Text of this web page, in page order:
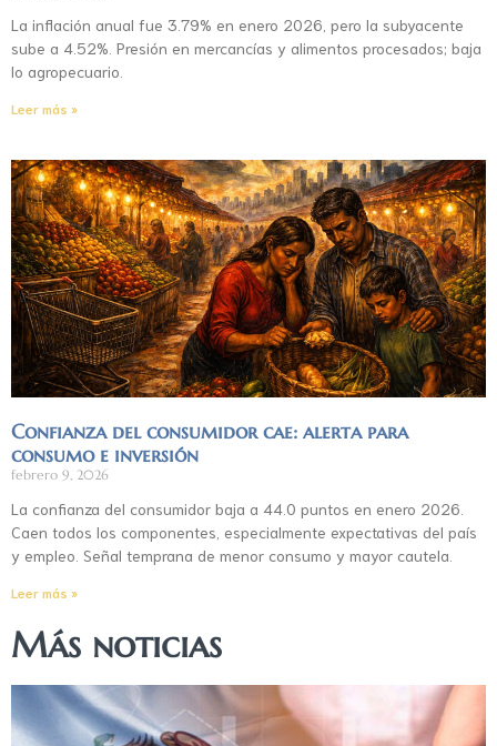
La inflación anual fue 3.79% en enero 2026, pero la subyacente
sube a 4.52%. Presión en mercancías y alimentos procesados; baja
lo agropecuario.
Leer más »
Confianza del consumidor cae: alerta para
consumo e inversión
febrero 9, 2026
La confianza del consumidor baja a 44.0 puntos en enero 2026.
Caen todos los componentes, especialmente expectativas del país
y empleo. Señal temprana de menor consumo y mayor cautela.
Leer más »
Más noticias